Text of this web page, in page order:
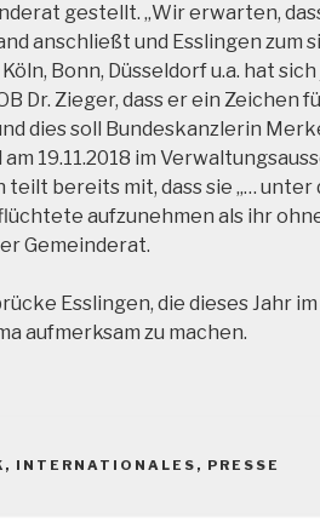
gestellt. „Wir erwarten,
anschließt und Esslingen zum
Bonn, Düsseldorf u.a. hat
Dr. Zieger, dass er ein Zeichen
dies soll Bundeskanzlerin
19.11.2018 im
bereits mit, dass sie „…
aufzunehmen als ihr
Gemeinderat.
Esslingen, die dieses Jahr im
aufmerksam zu machen.
, INTERNATIONALES , PRESSE